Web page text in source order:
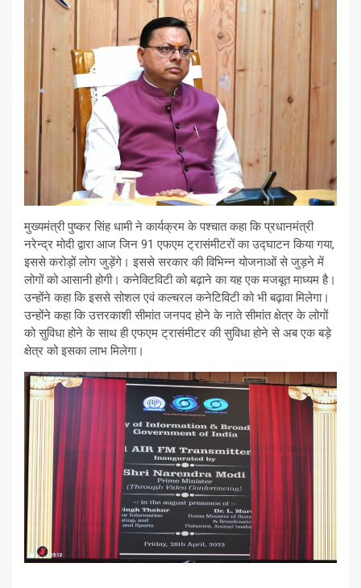
मुख्यमंत्री पुष्कर सिंह धामी ने कार्यक्रम के पश्चात कहा कि प्रधानमंत्री
नरेन्द्र मोदी द्वारा आज जिन 91 एफएम ट्रासंमीटरों का उद्घाटन किया गया,
इससे करोड़ों लोग जुड़ेंगे। इससे सरकार की विभिन्न योजनाओं से जुड़ने में
लोगों को आसानी होगी। कनेक्टिविटी को बढ़ाने का यह एक मजबूत माध्यम है।
उन्होंने कहा कि इससे सोशल एवं कल्चरल कनेटिविटी को भी बढ़ावा मिलेगा।
उन्होंने कहा कि उत्तरकाशी सीमांत जनपद होने के नाते सीमांत क्षेत्र के लोगों
को सुविधा होने के साथ ही एफएम ट्रासंमीटर की सुविधा होने से अब एक बड़े
क्षेत्र को इसका लाभ मिलेगा।